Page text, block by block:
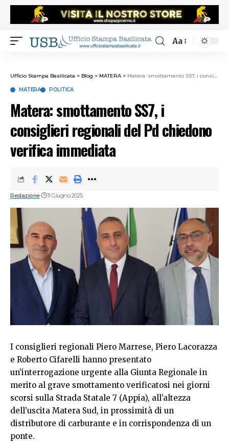
Aa
Ufficio Stampa Basilicata > Blog > MATERA> Matera: smottamento SS7, i consiglieri regionali del Pd chiedono verifica immediata
MATERA POLITICA
Matera: smottamento SS7, i
consiglieri regionali del Pd chiedono
verifica immediata
Redazione 11 Giugno 2025
I consiglieri regionali Piero Marrese, Piero Lacorazza
e Roberto Cifarelli hanno presentato
un’interrogazione urgente alla Giunta Regionale in
merito al grave smottamento verificatosi nei giorni
scorsi sulla Strada Statale 7 (Appia), all’altezza
dell’uscita Matera Sud, in prossimità di un
distributore di carburante e in corrispondenza di un
ponte.